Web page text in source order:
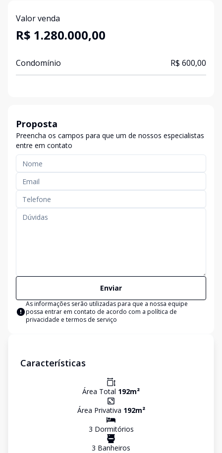
Valor venda
R$ 1.280.000,00
Condomínio R$ 600,00
Proposta
Preencha os campos para que um de nossos especialistas
entre em contato
Enviar
As informações serão utilizadas para que a nossa equipe
possa entrar em contato de acordo com a política de
privacidade e termos de serviço
Características
Área Total 192m²
Área Privativa 192m²
3 Dormitórios
3 Banheiros